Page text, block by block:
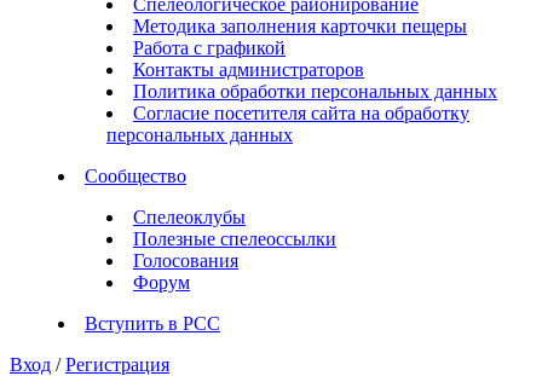
Спелеологическое районирование
Методика заполнения карточки пещеры
Работа с графикой
Контакты администраторов
Политика обработки персональных данных
Согласие посетителя сайта на обработку
персональных данных
Сообщество
Спелеоклубы
Полезные спелеоссылки
Голосования
Форум
Вступить в РСС
Вход / Регистрация